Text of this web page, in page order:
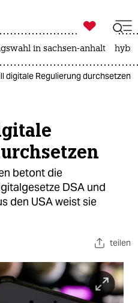
ich

taz zahl ich
in sachsen-anhalt
digitale Regulierung durchsetzen
betont die
DSA und
den USA weist sie
teilen